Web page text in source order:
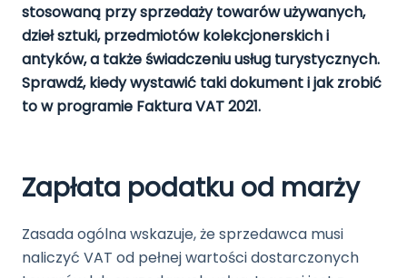
stosowaną przy sprzedaży towarów używanych,
dzieł sztuki, przedmiotów kolekcjonerskich i
antyków, a także świadczeniu usług turystycznych.
Sprawdź, kiedy wystawić taki dokument i jak zrobić
to w programie Faktura VAT 2021.
Zapłata podatku od marży
Zasada ogólna wskazuje, że sprzedawca musi
naliczyć VAT od pełnej wartości dostarczonych